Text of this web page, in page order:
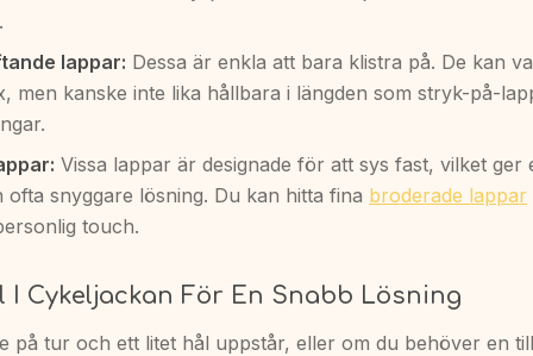
lappar: Dessa är enkla att bara klistra på. De kan
men kanske inte lika hållbara i längden som stryk-på-
Vissa lappar är designade för att sys fast, vilket ger
ofta snyggare lösning. Du kan hitta fina broderade lappar
touch.
I Cykeljackan För En Snabb Lösning
på tur och ett litet hål uppstår, eller om du behöver en